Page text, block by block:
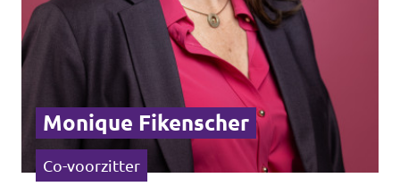
Vacatures
Doneer aan Volt Drenthe!
Monique Fikenscher
Co-voorzitter